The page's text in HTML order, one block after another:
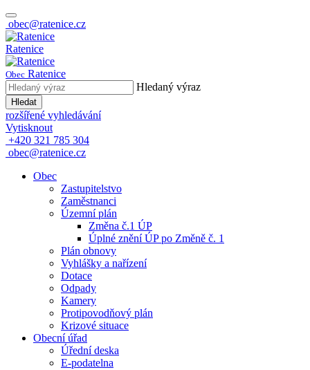
obec@ratenice.cz
Ratenice
Obec Ratenice
Hledaný výraz
Hledat
rozšířené vyhledávání
Vytisknout
+420 321 785 304
obec@ratenice.cz
Obec
Zastupitelstvo
Zaměstnanci
Územní plán
Změna č.1 ÚP
Úplné znění ÚP po Změně č. 1
Plán obnovy
Vyhlášky a nařízení
Dotace
Odpady
Kamery
Protipovodňový plán
Krizové situace
Obecní úřad
Úřední deska
E-podatelna